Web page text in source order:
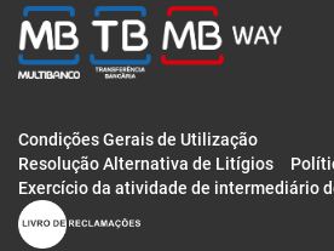
Condições Gerais de Utilização
Resolução Alternativa de Litígios
Exercício da atividade de intermediário